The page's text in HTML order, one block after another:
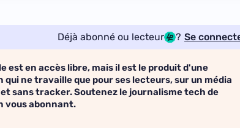
Déjà abonné ou lecteur ? Se
est en accès libre, mais il est le produit d'une
qui ne travaille que pour ses lecteurs, sur un média
et sans tracker. Soutenez le journalisme tech de
vous abonnant.